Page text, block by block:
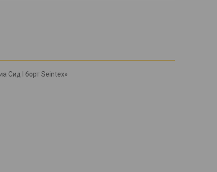
Сид l борт Seintex»